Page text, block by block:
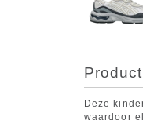
Deze
waardoor